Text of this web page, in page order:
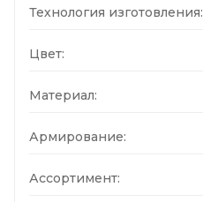
Технология изготовления:
Цвет:
Материал:
Армирование:
Ассортимент: